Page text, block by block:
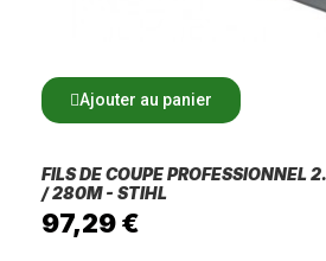
Ajouter au panier
FILS DE COUPE PROFESSIONNEL
/ 280M - STIHL
97,29 €